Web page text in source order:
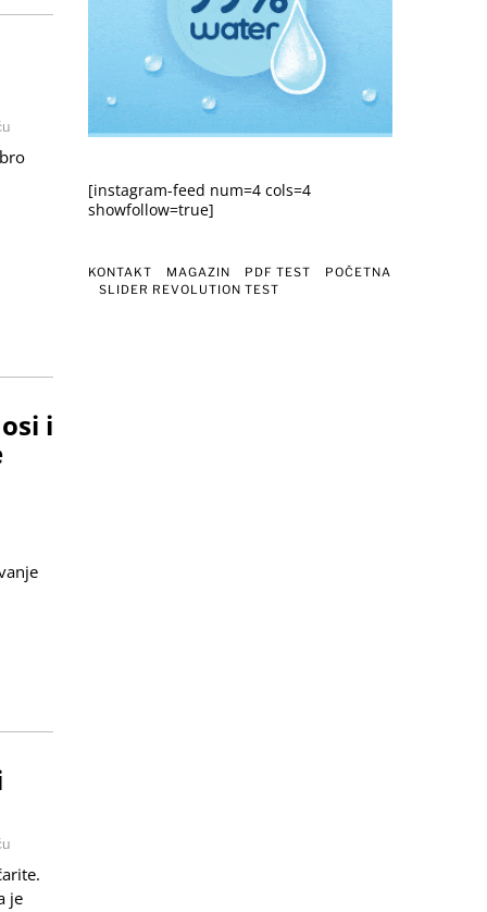
i
je
[instagram-feed num=4 cols=4
showfollow=true]
KONTAKT MAGAZIN PDF TEST
POČETNA
SLIDER REVOLUTION TEST